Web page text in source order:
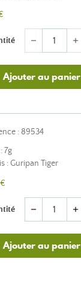
remove add
Ajouter au panier
: 89534
7g
: Guripan Tiger
remove add
Ajouter au panier